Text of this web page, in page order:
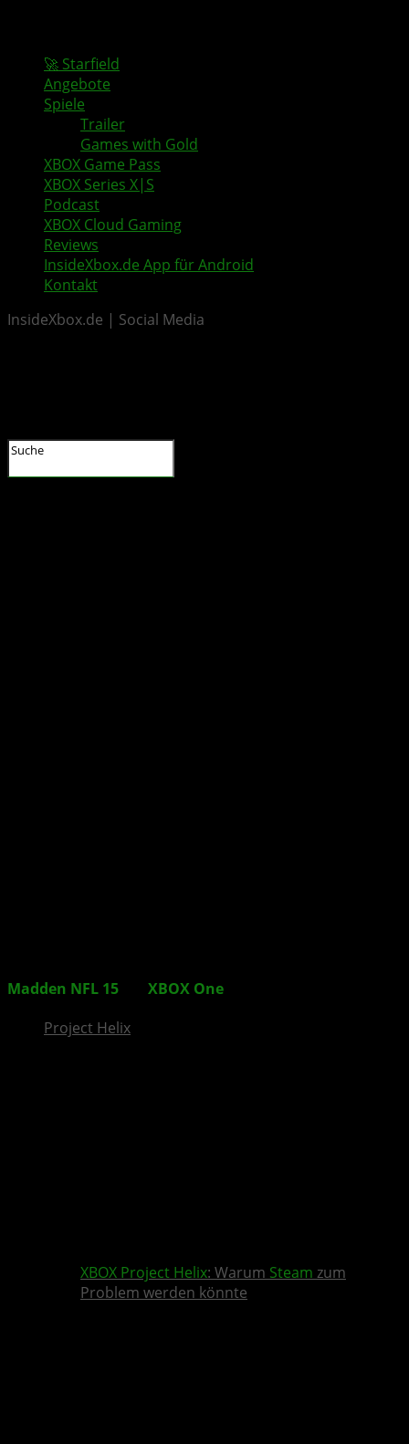
🚀 Starfield
Angebote
Spiele
Trailer
Games with Gold
XBOX Game Pass
XBOX Series X|S
Podcast
XBOX Cloud Gaming
Reviews
InsideXbox.de App für Android
Kontakt
InsideXbox.de | Social Media
Madden NFL 15 XBOX One
Project Helix
XBOX Project Helix: Warum Steam zum
Problem werden könnte